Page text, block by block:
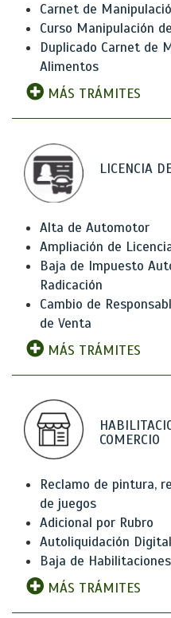
Carnet de
Curso Manipulación
Duplicado Carnet de
Alimentos
MÁS TRÁMITES
LICENCIA
Alta de Automotor
Ampliación de
Baja de Impuesto
Radicación
Cambio de
de Venta
MÁS TRÁMITES
COMERCIO
Reclamo de pintura,
de juegos
Adicional por Rubro
Autoliquidación
Baja de
MÁS TRÁMITES